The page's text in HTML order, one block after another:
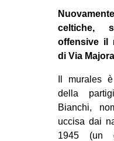
celtiche,
offensive il
di Via
Il murales
della
Bianchi,
uccisa dai
1945 (un